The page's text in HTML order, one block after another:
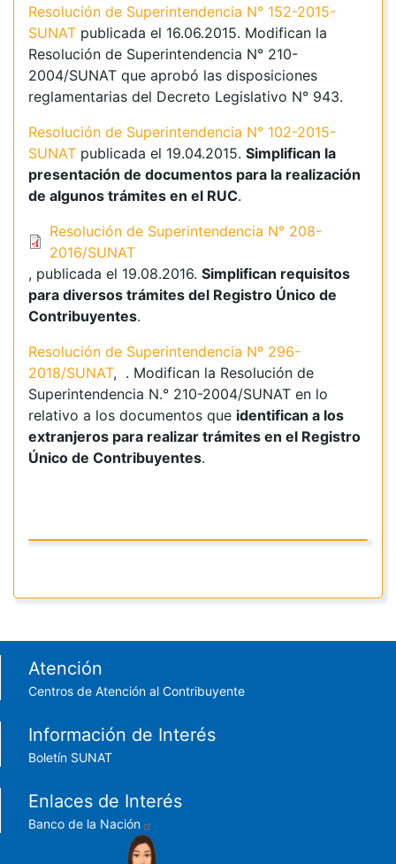
Resolución de Superintendencia N° 152-2015-
SUNAT publicada el 16.06.2015. Modifican la
Resolución de Superintendencia N° 210-
2004/SUNAT que aprobó las disposiciones
reglamentarias del Decreto Legislativo N° 943.
Resolución de Superintendencia N° 102-2015-
SUNAT publicada el 19.04.2015. Simplifican la
presentación de documentos para la realización
de algunos trámites en el RUC.
Resolución de Superintendencia N° 208-
2016/SUNAT
, publicada el 19.08.2016. Simplifican requisitos
para diversos trámites del Registro Único de
Contribuyentes.
Resolución de Superintendencia Nº 296-
2018/SUNAT, . Modifican la Resolución de
Superintendencia N.° 210-2004/SUNAT en lo
relativo a los documentos que identifican a los
extranjeros para realizar trámites en el Registro
Único de Contribuyentes.
Footer menu
Atención
Centros de Atención al Contribuyente
Información de Interés
Boletín SUNAT
Enlaces de Interés
Banco de la Nación